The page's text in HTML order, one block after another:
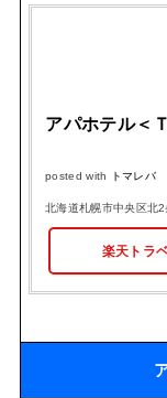
アパホテル＜
posted with トマレバ
北海道札幌市中央区北
楽天トラ